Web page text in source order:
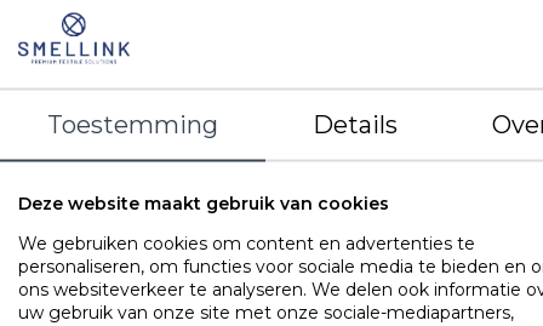
LOGIN VOOR PRIJS STEL EEN VRAAG
EAN
8721073212771
Artikelnummer
BLBN71ZG SHL180200
Merk
Bonnanotte
Kleur
Zachtgroen
Toestemming Details
Deze website maakt gebruik van cookies
We gebruiken cookies om content en advertenties te
personaliseren, om functies voor sociale media te bieden en
ons websiteverkeer te analyseren. We delen ook informatie
uw gebruik van onze site met onze sociale-mediapartners,